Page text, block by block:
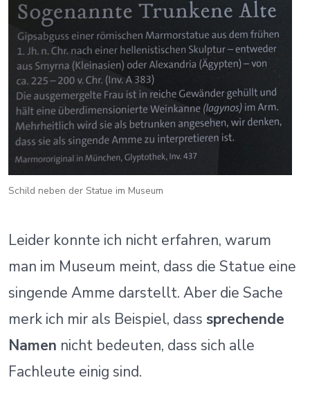
Schild neben der Statue im Museum
Leider konnte ich nicht erfahren, warum
man im Museum meint, dass die Statue eine
singende Amme darstellt. Aber die Sache
merk ich mir als Beispiel, dass sprechende
Namen nicht bedeuten, dass sich alle
Fachleute einig sind.